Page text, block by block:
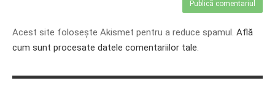
Acest site folosește Akismet pentru a reduce spamul. Află
cum sunt procesate datele comentariilor tale.